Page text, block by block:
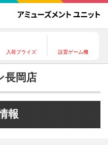
入荷プライズ 設置ゲーム機
長岡店
報